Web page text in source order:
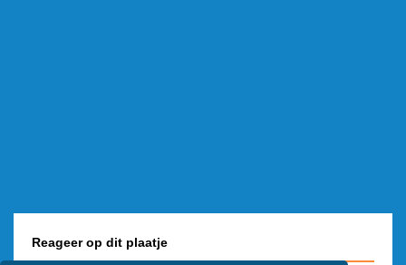
Reageer op dit plaatje